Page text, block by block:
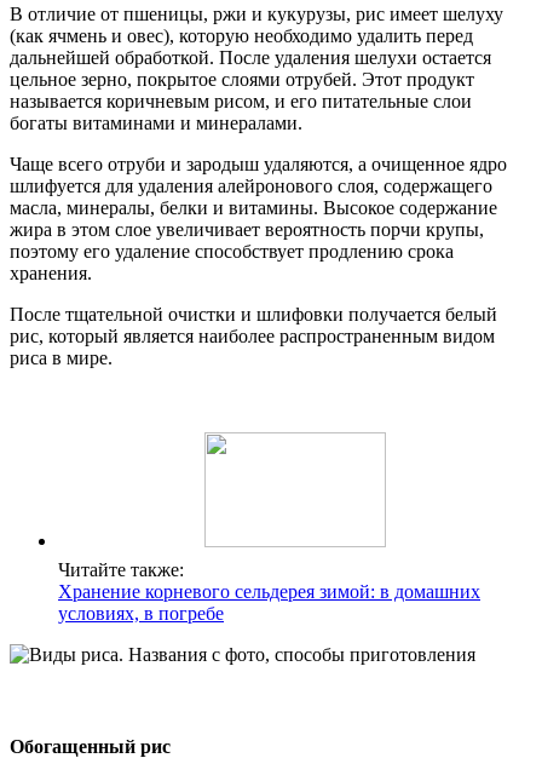
В отличие от пшеницы, ржи и кукурузы, рис имеет шелуху
(как ячмень и овес), которую необходимо удалить перед
дальнейшей обработкой. После удаления шелухи остается
цельное зерно, покрытое слоями отрубей. Этот продукт
называется коричневым рисом, и его питательные слои
богаты витаминами и минералами.
Чаще всего отруби и зародыш удаляются, а очищенное ядро
шлифуется для удаления алейронового слоя, содержащего
масла, минералы, белки и витамины. Высокое содержание
жира в этом слое увеличивает вероятность порчи крупы,
поэтому его удаление способствует продлению срока
хранения.
После тщательной очистки и шлифовки получается белый
рис, который является наиболее распространенным видом
риса в мире.
Читайте также:
Хранение корневого сельдерея зимой: в домашних
условиях, в погребе
Обогащенный рис